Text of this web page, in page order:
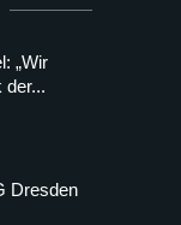
„Wir
der...
Dresden